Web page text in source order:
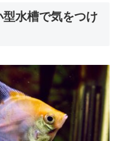
水槽で気をつけ